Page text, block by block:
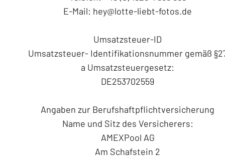
E-Mail: hey@lotte-liebt-fotos.de
Umsatzsteuer-ID
Umsatzsteuer- Identifikationsnummer gemäß
a Umsatzsteuergesetz:
DE253702559
Angaben zur Berufshaftpflichtversicherung
Name und Sitz des Versicherers:
AMEXPool AG
Am Schafstein 2